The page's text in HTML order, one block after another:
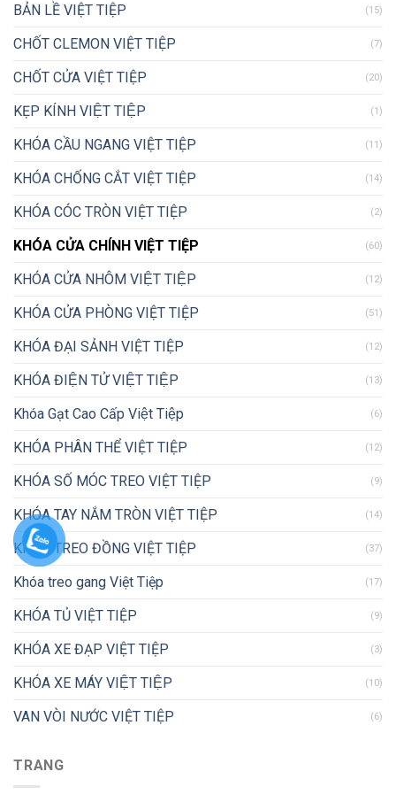
BẢN LỀ VIỆT TIỆP (15)
CHỐT CLEMON VIỆT TIỆP (7)
CHỐT CỬA VIỆT TIỆP (20)
KẸP KÍNH VIỆT TIỆP (1)
KHÓA CẦU NGANG VIỆT TIỆP (11)
KHÓA CHỐNG CẮT VIỆT TIỆP (14)
KHÓA CÓC TRÒN VIỆT TIỆP (2)
KHÓA CỬA CHÍNH VIỆT TIỆP (60)
KHÓA CỬA NHÔM VIỆT TIỆP (12)
KHÓA CỬA PHÒNG VIỆT TIỆP (51)
KHÓA ĐẠI SẢNH VIỆT TIỆP (12)
KHÓA ĐIỆN TỬ VIỆT TIỆP (13)
Khóa Gạt Cao Cấp Việt Tiệp (6)
KHÓA PHÂN THỂ VIỆT TIỆP (12)
KHÓA SỐ MÓC TREO VIỆT TIỆP (9)
KHÓA TAY NẮM TRÒN VIỆT TIỆP (14)
KHÓA TREO ĐỒNG VIỆT TIỆP (37)
Khóa treo gang Việt Tiệp (17)
KHÓA TỦ VIỆT TIỆP (9)
KHÓA XE ĐẠP VIỆT TIỆP (3)
KHÓA XE MÁY VIỆT TIỆP (10)
VAN VÒI NƯỚC VIỆT TIỆP (6)
TRANG